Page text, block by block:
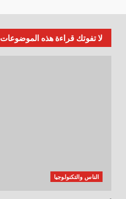
لا تفوتك قراءة هذه الموضوعات
الناس والتكنولوجيا